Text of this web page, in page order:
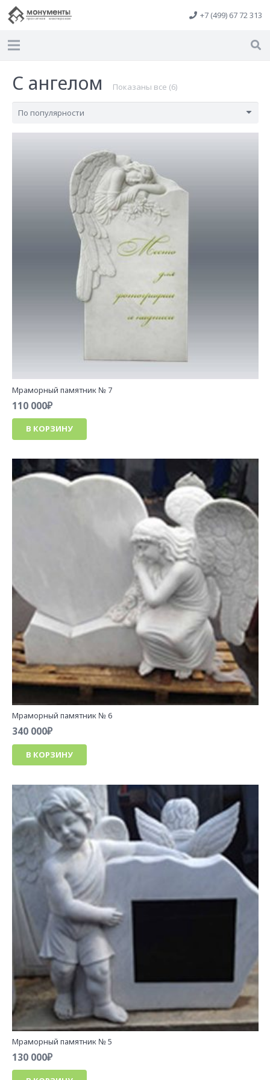
+7 (499) 67 72 313
С ангелом Показаны все (6)Сортировка:
по
Мраморный памятник № 7
110 000₽
В КОРЗИНУ
Мраморный памятник № 6
340 000₽
В КОРЗИНУ
Мраморный памятник № 5
130 000₽